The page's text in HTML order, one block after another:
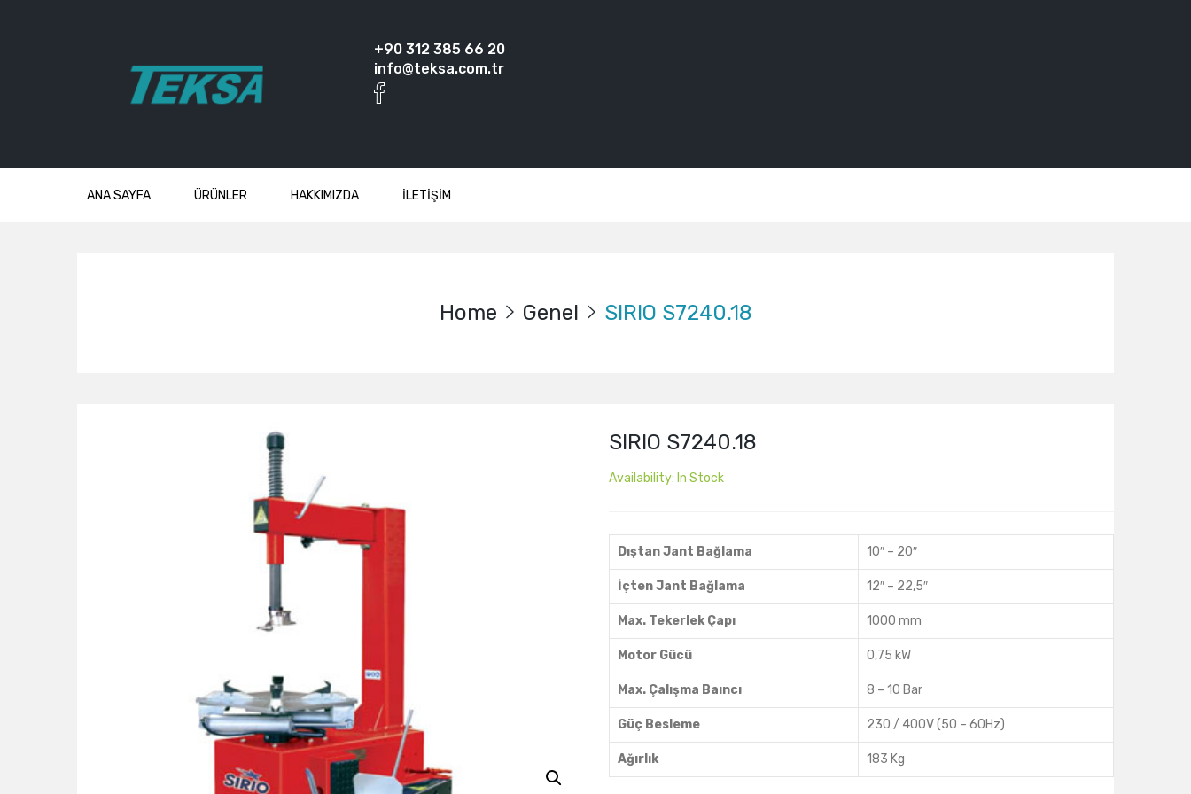
+90 312 385 66 20
info@teksa.com.tr
ANA SAYFA ÜRÜNLER HAKKIMIZDA İLETİŞİM
Home Genel SIRIO S7240.18
SIRIO S7240.18
Availability: In Stock
Dıştan Jant Bağlama 10″ – 20″
İçten Jant Bağlama 12″ – 22,5″
Max. Tekerlek Çapı 1000 mm
Motor Gücü 0,75 kW
Max. Çalışma Baıncı 8 – 10 Bar
Güç Besleme 230 / 400V (50 – 60Hz)
Ağırlık 183 Kg